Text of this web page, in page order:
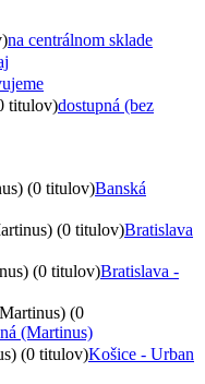
na centrálnom sklade
titulov)dostupná (bez
(0 titulov)Banská
(0 titulov)Bratislava
(0 titulov)Bratislava -
(0
(Martinus)
(0 titulov)Košice - Urban